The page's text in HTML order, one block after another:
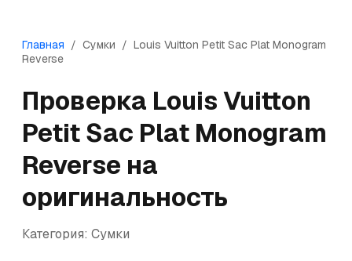
Главная / Сумки / Louis Vuitton Petit Sac Plat Monogram
Reverse
Проверка Louis Vuitton
Petit Sac Plat Monogram
Reverse на
оригинальность
Категория: Сумки